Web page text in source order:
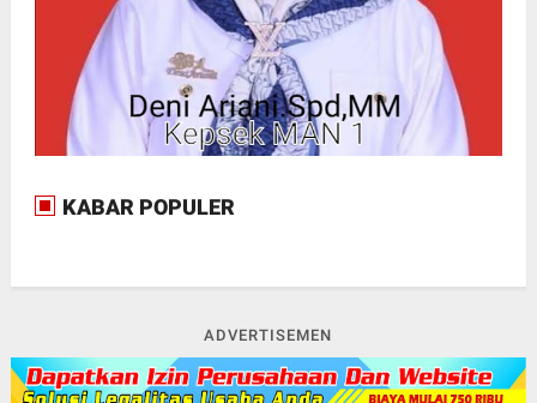
KABAR POPULER
ADVERTISEMEN